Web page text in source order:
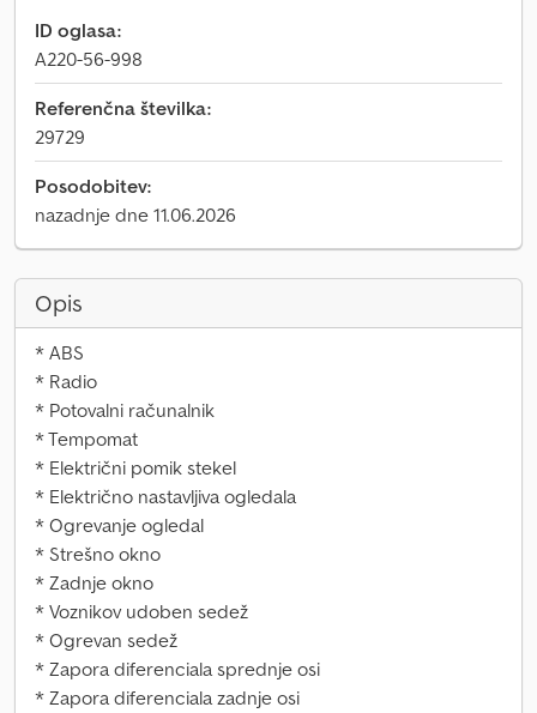
ID oglasa:
A220-56-998
Referenčna številka:
29729
Posodobitev:
nazadnje dne 11.06.2026
Opis
* ABS
* Radio
* Potovalni računalnik
* Tempomat
* Električni pomik stekel
* Električno nastavljiva ogledala
* Ogrevanje ogledal
* Strešno okno
* Zadnje okno
* Voznikov udoben sedež
* Ogrevan sedež
* Zapora diferenciala sprednje osi
* Zapora diferenciala zadnje osi